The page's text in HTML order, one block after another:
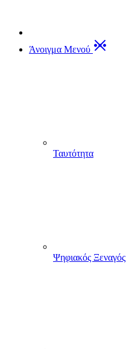
Άνοιγμα Μενού
Ταυτότητα
Ψηφιακός Ξεναγός